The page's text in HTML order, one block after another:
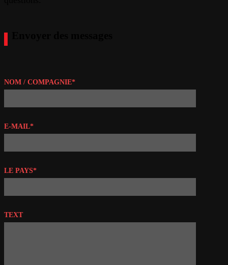
NOM / COMPAGNIE*
E-MAIL*
LE PAYS*
TEXT